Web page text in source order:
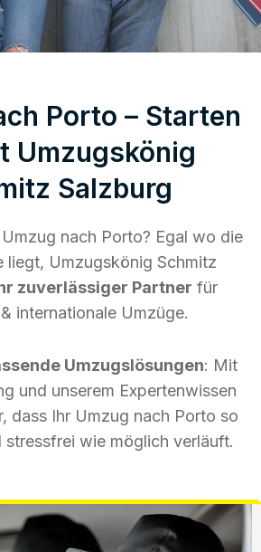
Porto – Starten
Umzugskönig
Salzburg
Umzug nach Porto? Egal wo die
liegt, Umzugskönig Schmitz
zuverlässiger Partner für
internationale Umzüge.
Umzugslösungen: Mit
und unserem Expertenwissen
dass Ihr Umzug nach Porto so
stressfrei wie möglich verläuft.